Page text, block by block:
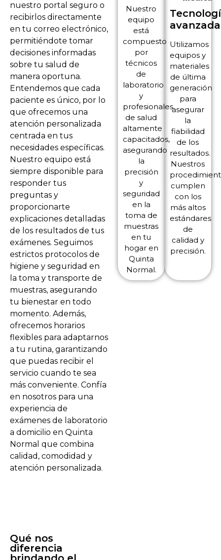
nuestro portal seguro o
recibirlos directamente
en tu correo electrónico,
permitiéndote tomar
decisiones informadas
sobre tu salud de
manera oportuna.
Entendemos que cada
paciente es único, por lo
que ofrecemos una
atención personalizada
centrada en tus
necesidades específicas.
Nuestro equipo está
siempre disponible para
responder tus
preguntas y
proporcionarte
explicaciones detalladas
de los resultados de tus
exámenes. Seguimos
estrictos protocolos de
higiene y seguridad en
la toma y transporte de
muestras, asegurando
tu bienestar en todo
momento. Además,
ofrecemos horarios
flexibles para adaptarnos
a tu rutina, garantizando
que puedas recibir el
servicio cuando te sea
más conveniente. Confía
en nosotros para una
experiencia de
exámenes de laboratorio
a domicilio en Quinta
Normal que combina
calidad, comodidad y
atención personalizada.
Nuestro
equipo
está
compuesto
por
técnicos
de
laboratorio
y
profesionales
de salud
altamente
capacitados,
asegurando
la
precisión
y
seguridad
en la
toma de
muestras
en tu
hogar en
Quinta
Normal.
avanzada
Utilizamos
equipos y
materiales
de última
generación
para
asegurar
la
fiabilidad
de los
resultados.
Nuestros
cumplen
con los
más altos
estándares
de
calidad y
precisión.
Qué nos
diferencia